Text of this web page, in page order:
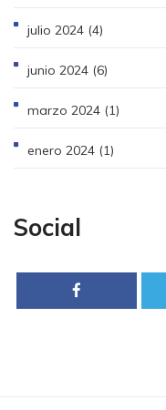
julio 2024 (4)
junio 2024 (6)
marzo 2024 (1)
enero 2024 (1)
Social